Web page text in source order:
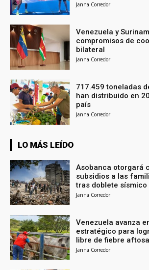
Janna Corredor
Venezuela y
compromisos de
bilateral
Janna Corredor
717.459 toneladas
han distribuido en
país
Janna Corredor
LO MÁS LEÍDO
Asobanca otorgará
subsidios a las
tras doblete sísmico
Janna Corredor
Venezuela avanza
estratégico para
libre de fiebre aftosa
Janna Corredor